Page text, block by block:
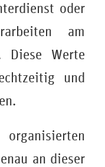
oder
am
Diese Werte
und
an dieser